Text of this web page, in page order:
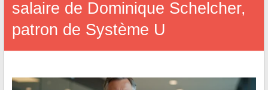
salaire de Dominique Schelcher,
patron de Système U